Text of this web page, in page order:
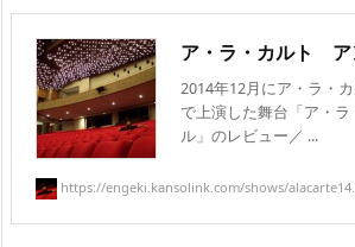
ア・ラ・カルト ア
2014年12月にア・ラ・
で上演した舞台「ア・
ル」のレビュー／ ...
https://engeki.kansolink.com/shows/